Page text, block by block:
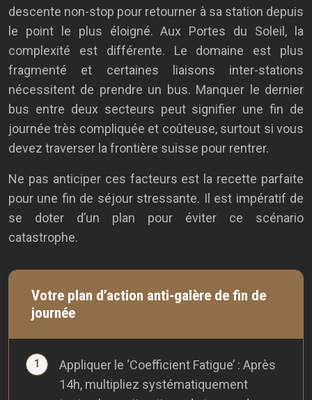
descente non-stop pour retourner à sa station depuis
le point le plus éloigné. Aux Portes du Soleil, la
complexité est différente. Le domaine est plus
fragmenté et certaines liaisons inter-stations
nécessitent de prendre un bus. Manquer le dernier
bus entre deux secteurs peut signifier une fin de
journée très compliquée et coûteuse, surtout si vous
devez traverser la frontière suisse pour rentrer.
Ne pas anticiper ces facteurs est la recette parfaite
pour une fin de séjour stressante. Il est impératif de
se doter d’un plan pour éviter ce scénario
catastrophe.
Votre plan d’action anti-galère de fin de
journée
Appliquer le ‘Coefficient Fatigue’ : Après
14h, multipliez systématiquement